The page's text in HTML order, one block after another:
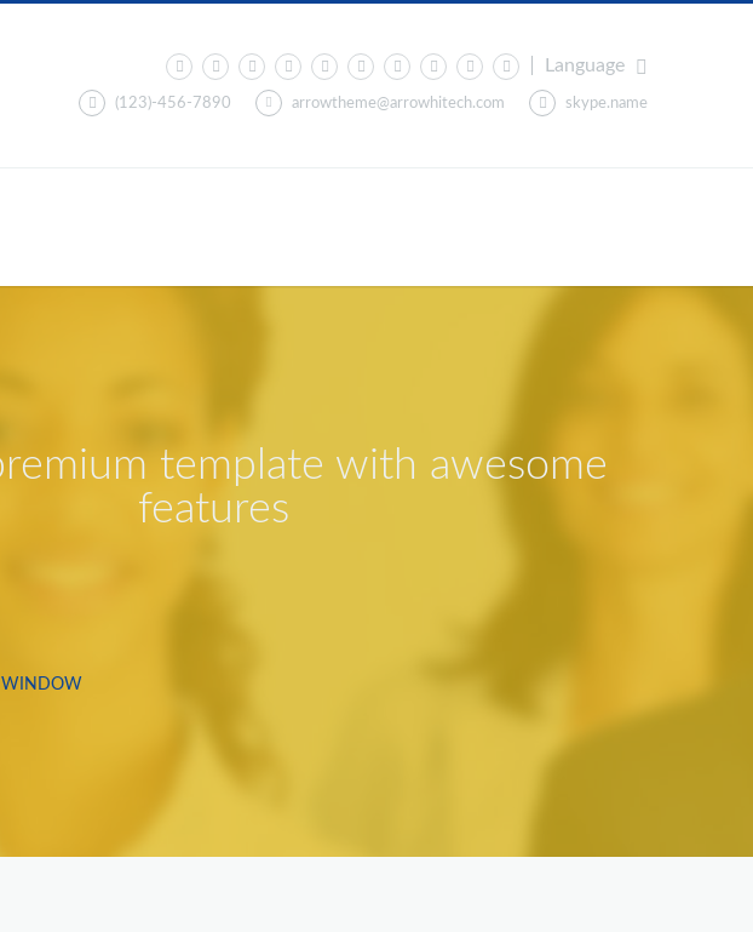
Language
(123)-456-7890 arrowtheme@arrowhitech.com skype.name
template with awesome
features
WINDOW